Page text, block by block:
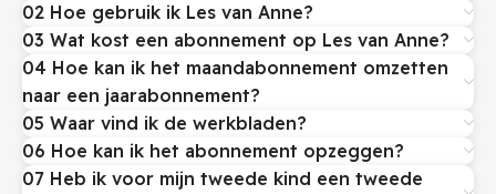
02 Hoe gebruik ik Les van Anne?
03 Wat kost een abonnement op Les van Anne?
04 Hoe kan ik het maandabonnement omzetten
naar een jaarabonnement?
05 Waar vind ik de werkbladen?
06 Hoe kan ik het abonnement opzeggen?
07 Heb ik voor mijn tweede kind een tweede